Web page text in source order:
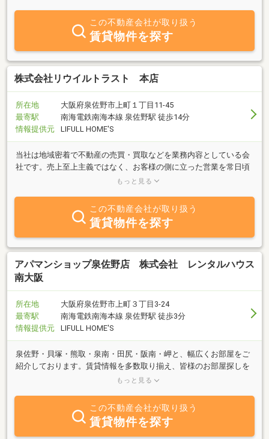
この不動産会社が取り扱う
賃貸物件を探す
株式会社リウイルトラスト 本店
所在地
大阪府泉佐野市上町１丁目11-45
最寄駅
南海電鉄南海本線 泉佐野駅 徒歩14分
情報提供元
LIFULL HOME'S
当社は地域密着で不動産の売買・買取などを業務内容としている会
社です。売上至上主義ではなく、お客様の側に立った営業を常日頃
考えております。そういう思い・意思を伝えていきたいと当社は考
もっと見る
この不動産会社が取り扱う
賃貸物件を探す
アパマンショップ泉佐野店 株式会社 レンタルハウス
南大阪
所在地
大阪府泉佐野市上町３丁目3-24
最寄駅
南海電鉄南海本線 泉佐野駅 徒歩3分
情報提供元
LIFULL HOME'S
泉佐野・貝塚・熊取・泉南・田尻・阪南・岬と、幅広くお部屋をご
紹介しております。賃貸情報を多数取り揃え、皆様のお部屋探しを
全力でサポートさせて頂きます！お部屋探しは是非、アパマンショ
もっと見る
この不動産会社が取り扱う
賃貸物件を探す